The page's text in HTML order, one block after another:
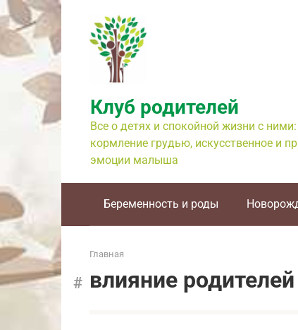
Перейти
к
контенту
Клуб родителей
Все о детях и спокойной жизни с
кормление грудью, искусственное и
эмоции малыша
Беременность и роды
Главная
влияние родителей